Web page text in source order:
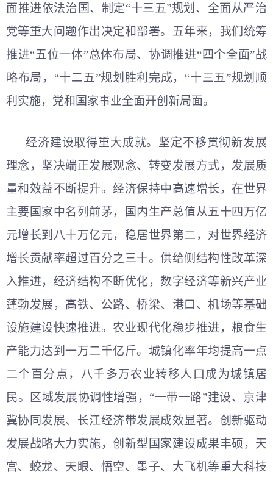
面推进依法治国、制定“十三五”规划、全面从严治
党等重大问题作出决定和部署。五年来，我们统筹
推进“五位一体”总体布局、协调推进“四个全面”战
略布局，“十二五”规划胜利完成，“十三五”规划顺
利实施，党和国家事业全面开创新局面。
经济建设取得重大成就。坚定不移贯彻新发展
理念，坚决端正发展观念、转变发展方式，发展质
量和效益不断提升。经济保持中高速增长，在世界
主要国家中名列前茅，国内生产总值从五十四万亿
元增长到八十万亿元，稳居世界第二，对世界经济
增长贡献率超过百分之三十。供给侧结构性改革深
入推进，经济结构不断优化，数字经济等新兴产业
蓬勃发展，高铁、公路、桥梁、港口、机场等基础
设施建设快速推进。农业现代化稳步推进，粮食生
产能力达到一万二千亿斤。城镇化率年均提高一点
二个百分点，八千多万农业转移人口成为城镇居
民。区域发展协调性增强，“一带一路”建设、京津
冀协同发展、长江经济带发展成效显著。创新驱动
发展战略大力实施，创新型国家建设成果丰硕，天
宫、蛟龙、天眼、悟空、墨子、大飞机等重大科技